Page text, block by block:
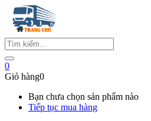
0
Giỏ hàng0
Bạn chưa chọn sản phẩm nào
Tiếp tục mua hàng